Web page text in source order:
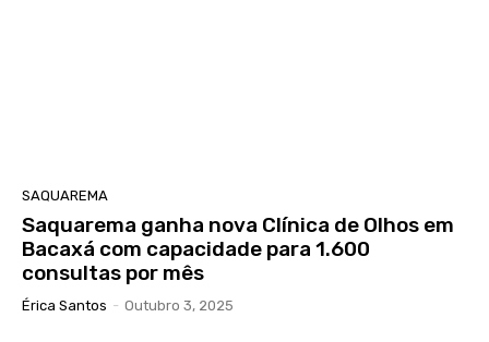
SAQUAREMA
Saquarema ganha nova Clínica de Olhos em
Bacaxá com capacidade para 1.600
consultas por mês
Érica Santos - Outubro 3, 2025